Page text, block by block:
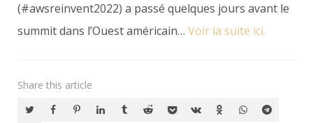
(#awsreinvent2022) a passé quelques jours avant le
summit dans l’Ouest américain… Voir la suite ici.
Share this article